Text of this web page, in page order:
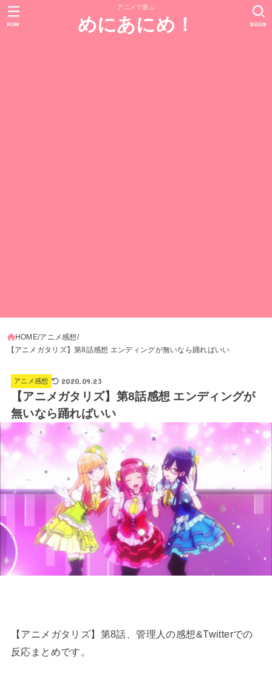
アニメで遊ぶ
めにあにめ！ SEARCH
MENU
HOME アニメ感想
【アニメガタリズ】第8話感想 エンディングが無いなら踊ればいい
アニメ感想 2020.09.23
【アニメガタリズ】第8話感想 エンディングが
無いなら踊ればいい
【アニメガタリズ】第8話、管理人の感想&Twitterでの
反応まとめです。